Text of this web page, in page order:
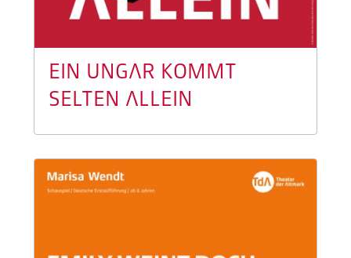
EIN UNGAR KOMMT
SELTEN ALLEIN